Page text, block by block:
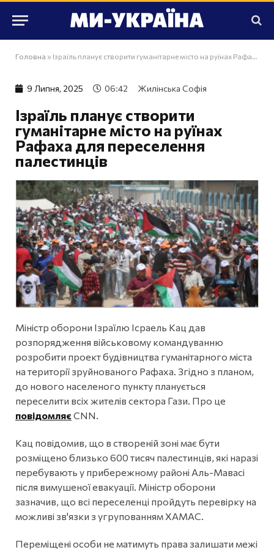
Головна » Ізраїль планує створити гуманітарне місто на руїнах Рафаха для переселення палестинців
9 Липня, 2025 06:42 Жилінська Софія
Ізраїль планує створити
гуманітарне місто на руїнах
Рафаха для переселення
палестинців
Міністр оборони Ізраїлю Ісраель Кац дав
розпорядження військовому командуванню
розробити проект будівництва гуманітарного міста
на території зруйнованого Рафаха. Згідно з планом,
до нового населеного пункту планується
переселити всіх жителів сектора Гази. Про це
повідомляє CNN.
Кац повідомив, що в створеній зоні має бути
розміщено близько 600 тисяч палестинців, які наразі
перебувають у прибережному районі Аль-Мавасі
після вимушеної евакуації. Міністр оборони
зазначив, що всі переселенці пройдуть перевірку на
можливі зв'язки з угрупованням ХАМАС.
Переміщені особи не матимуть права залишати межі